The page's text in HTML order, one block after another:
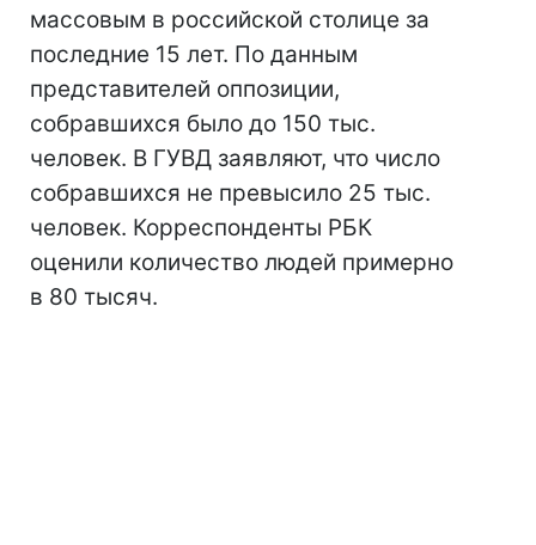
массовым в российской столице за
последние 15 лет. По данным
представителей оппозиции,
собравшихся было до 150 тыс.
человек. В ГУВД заявляют, что число
собравшихся не превысило 25 тыс.
человек. Корреспонденты РБК
оценили количество людей примерно
в 80 тысяч.